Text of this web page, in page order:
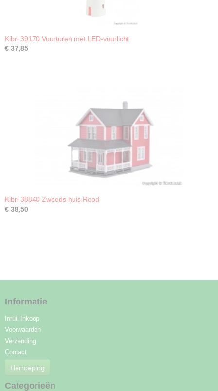
Kibri 39170 Vuurtoren met LED-vuurlicht
€ 37,85
Kibri 38840 Zweeds huis Rood
€ 38,50
Informatie
Inruil Inkoop
Voorwaarden
Verzending
Contact
Herroeping
Categorieën